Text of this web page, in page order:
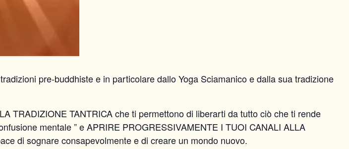
pre-buddhiste e in particolare dallo Yoga Sciamanico e dalla sua tradizione
TRADIZIONE TANTRICA che ti permettono di liberarti da tutto ciò che ti rende
mentale ” e APRIRE PROGRESSIVAMENTE I TUOI CANALI ALLA
di sognare consapevolmente e di creare un mondo nuovo.